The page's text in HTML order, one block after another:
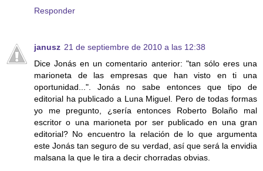
Responder
janusz 21 de septiembre de 2010 a las 12:38
Dice Jonás en un comentario anterior: "tan sólo eres una
marioneta de las empresas que han visto en ti una
oportunidad...". Jonás no sabe entonces que tipo de
editorial ha publicado a Luna Miguel. Pero de todas formas
yo me pregunto, ¿sería entonces Roberto Bolaño mal
escritor o una marioneta por ser publicado en una gran
editorial? No encuentro la relación de lo que argumenta
este Jonás tan seguro de su verdad, así que será la envidia
malsana la que le tira a decir chorradas obvias.